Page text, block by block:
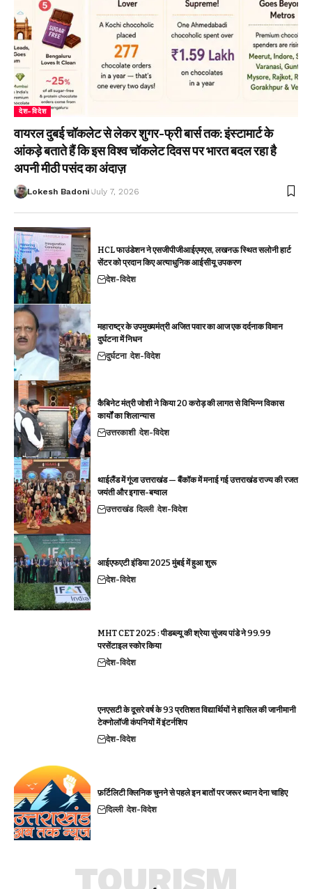
देश-विदेश
वायरल दुबई चॉकलेट से लेकर शुगर-फ्री बार्स तक: इंस्टामार्ट के
आंकड़े बताते हैं कि इस विश्व चॉकलेट दिवस पर भारत बदल रहा है
अपनी मीठी पसंद का अंदाज़
Lokesh Badoni July 7, 2026
HCL फाउंडेशन ने एसजीपीजीआईएमएस, लखनऊ स्थित सलोनी हार्ट
सेंटर को प्रदान किए अत्याधुनिक आईसीयू उपकरण
देश-विदेश
महाराष्ट्र के उपमुख्यमंत्री अजित पवार का आज एक दर्दनाक विमान
दुर्घटना में निधन
दुर्घटना देश-विदेश
कैबिनेट मंत्री जोशी ने किया 20 करोड़ की लागत से विभिन्न विकास
कार्यों का शिलान्यास
उत्तरकाशी देश-विदेश
थाईलैंड में गूंजा उत्तराखंड — बैंकॉक में मनाई गई उत्तराखंड राज्य की रजत
जयंती और इगास-बग्वाल
उत्तराखंड दिल्ली देश-विदेश
आईएफएटी इंडिया 2025 मुंबई में हुआ शुरू
देश-विदेश
MHT CET 2025 : पीडब्ल्यू की श्रेया सुंजय पांडे ने 99.99
परसेंटाइल स्कोर किया
देश-विदेश
एनएसटी के दूसरे वर्ष के 93 प्रतिशत विद्यार्थियों ने हासिल की जानीमानी
टेक्नोलॉजी कंपनियों में इंटर्नशिप
देश-विदेश
फ़र्टिलिटी क्लिनिक चुनने से पहले इन बातों पर जरूर ध्यान देना चाहिए
दिल्ली देश-विदेश
TOURISM